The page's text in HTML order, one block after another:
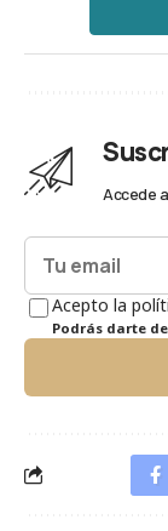
Accede
Acepto la
Podrás darte